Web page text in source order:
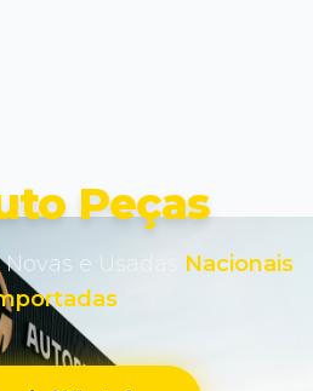
Peças
e Usadas Nacionais